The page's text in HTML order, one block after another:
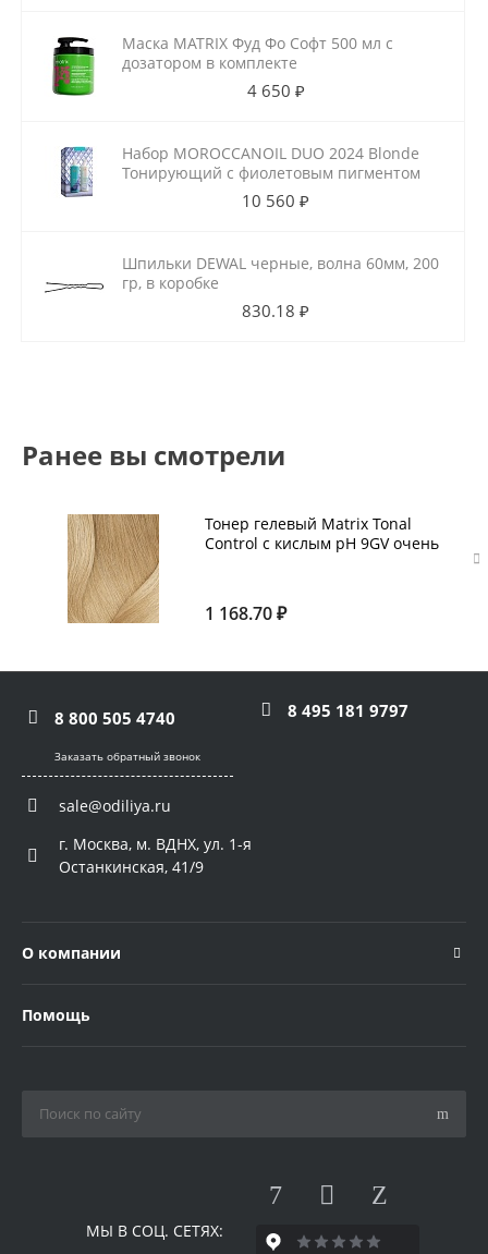
Маска MATRIX Фуд Фо Софт 500 мл с
дозатором в комплекте
4 650 ₽
Набор MOROCCANOIL DUO 2024 Blonde
Тонирующий с фиолетовым пигментом
10 560 ₽
Шпильки DEWAL черные, волна 60мм, 200
гр, в коробке
830.18 ₽
Ранее вы смотрели
Тонер гелевый Matrix Tonal
Control с кислым pH 9GV очень
1 168.70 ₽
8 800 505 4740 8 495 181 9797
Заказать обратный звонок
sale@odiliya.ru
г. Москва, м. ВДНХ, ул. 1-я
Останкинская, 41/9
О компании
Помощь
МЫ В СОЦ. СЕТЯХ: